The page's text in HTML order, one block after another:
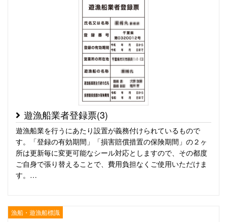
遊漁船業者登録票(3)
遊漁船業を行うにあたり設置が義務付けられているもので
す。「登録の有効期間」「損害賠償措置の保険期間」の２ヶ
所は更新毎に変更可能なシール対応としますので、その都度
ご自身で張り替えることで、費用負担なくご使用いただけま
す。…
漁船・遊漁船標識